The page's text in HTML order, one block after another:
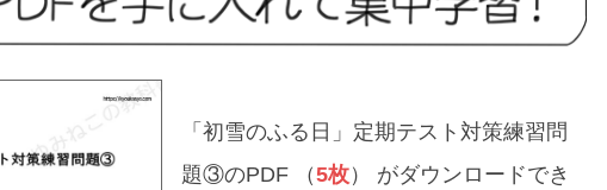
「初雪のふる日」定期テスト対策練習問
題③のPDF （5枚） がダウンロードでき